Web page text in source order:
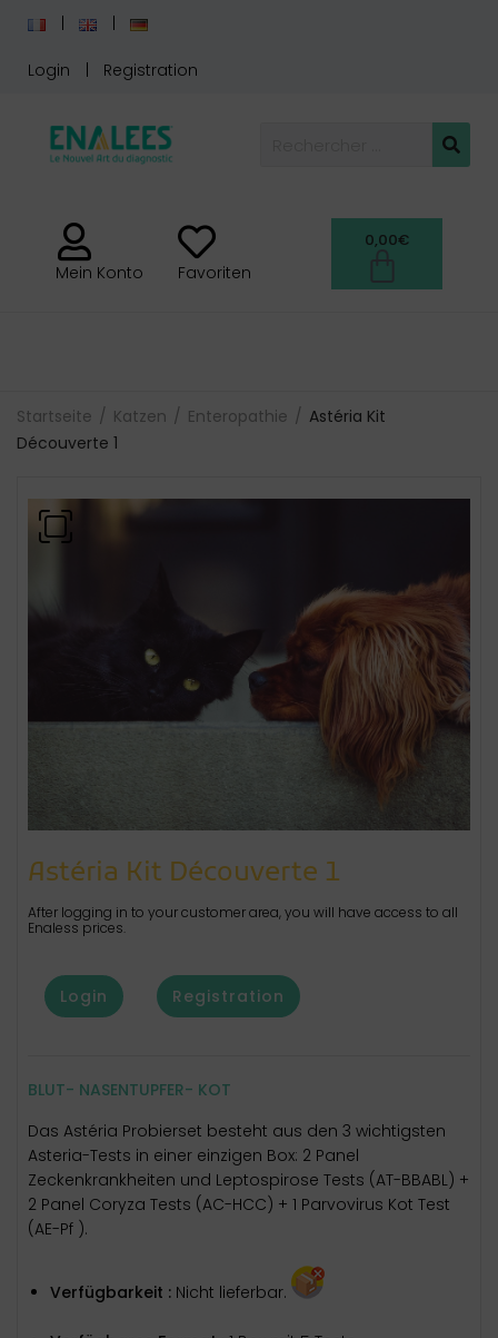
Login Registration
Mein Konto Favoriten
0,00€
Startseite Katzen Enteropathie
Astéria Kit
Découverte 1
Astéria Kit Découverte 1
After logging in to your customer area, you will have access to all
Enaless prices.
Login Registration
BLUT- NASENTUPFER- KOT
Das Astéria Probierset besteht aus den 3 wichtigsten
Asteria-Tests in einer einzigen Box: 2 Panel
Zeckenkrankheiten und Leptospirose Tests (AT-BBABL) +
2 Panel Coryza Tests (AC-HCC) + 1 Parvovirus Kot Test
(AE-Pf ).
Verfügbarkeit : Nicht lieferbar.